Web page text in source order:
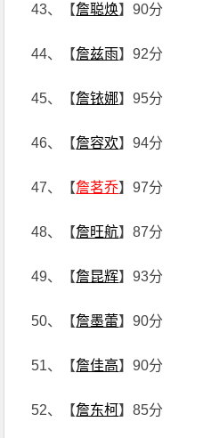
43、【詹聪焕】90分
44、【詹兹雨】92分
45、【詹铱娜】95分
46、【詹容欢】94分
47、【詹茗乔】97分
48、【詹旺航】87分
49、【詹昆辉】93分
50、【詹墨蕾】90分
51、【詹佳高】90分
52、【詹东柯】85分